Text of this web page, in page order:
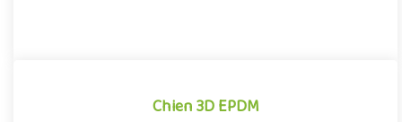
Chien 3D EPDM